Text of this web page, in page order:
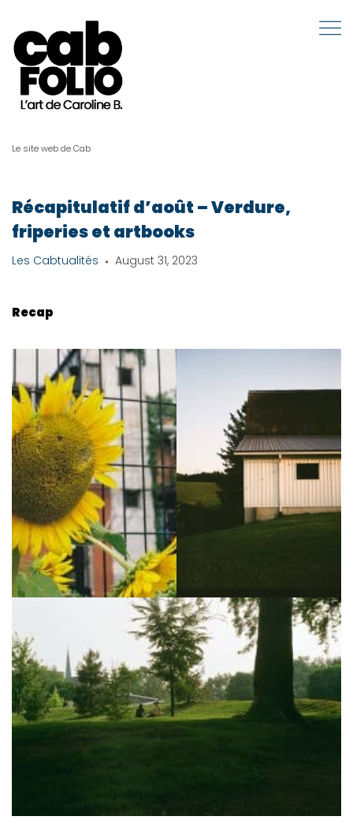
Le site web de Cab
Récapitulatif d’août – Verdure,
friperies et artbooks
Les Cabtualités August 31, 2023
Recap